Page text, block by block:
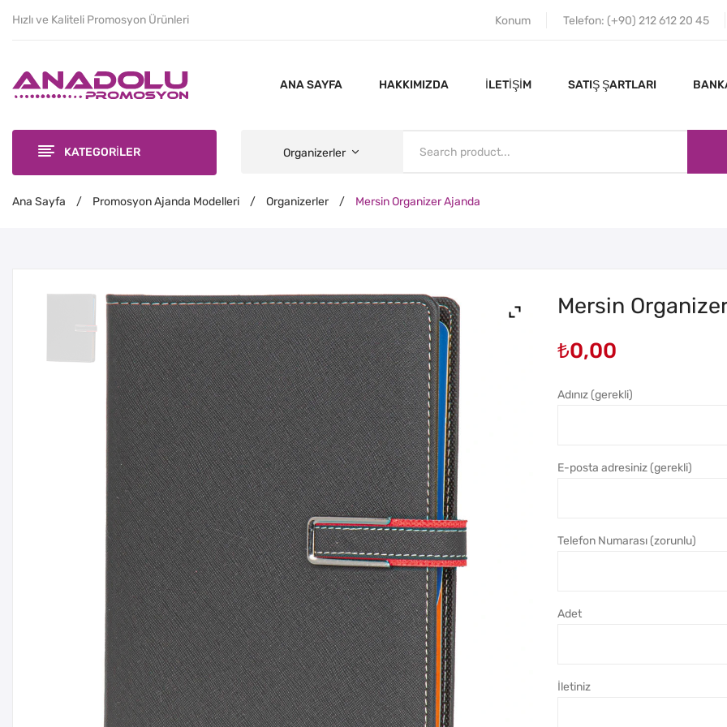
Hızlı ve Kaliteli Promosyon Ürünleri Konum Telefon: (+90) 212 612 20 45
ANA SAYFA HAKKIMIZDA İLETIŞIM SATIŞ ŞARTLARI
KATEGORİLER Organizerler
Ana Sayfa / Promosyon Ajanda Modelleri / Organizerler / Mersin Organizer Ajanda
Mersin
₺0,00
Adınız (gerekli)
E-posta adresiniz (gerekli)
Telefon Numarası (zorunlu)
Adet
İletiniz